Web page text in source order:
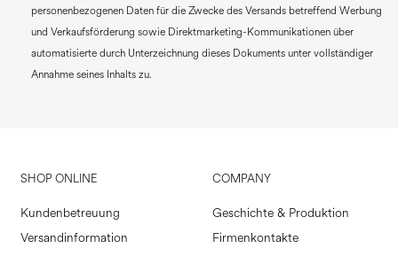
personenbezogenen Daten für die Zwecke des Versands betreffend Werbung
und Verkaufsförderung sowie Direktmarketing-Kommunikationen über
automatisierte durch Unterzeichnung dieses Dokuments unter vollständiger
Annahme seines Inhalts zu.
SHOP ONLINE
Kundenbetreuung
Versandinformation
COMPANY
Geschichte & Produktion
Firmenkontakte